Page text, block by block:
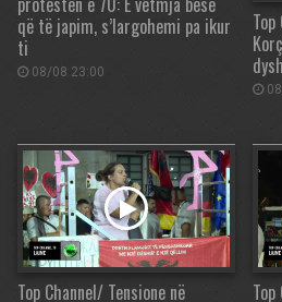
që të japim, s’largohemi pa ikur
ti
08/08 23:00
Top Channel/ Tensione në